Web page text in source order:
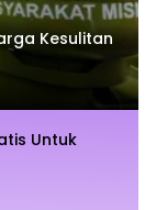
Kesulitan
Untuk